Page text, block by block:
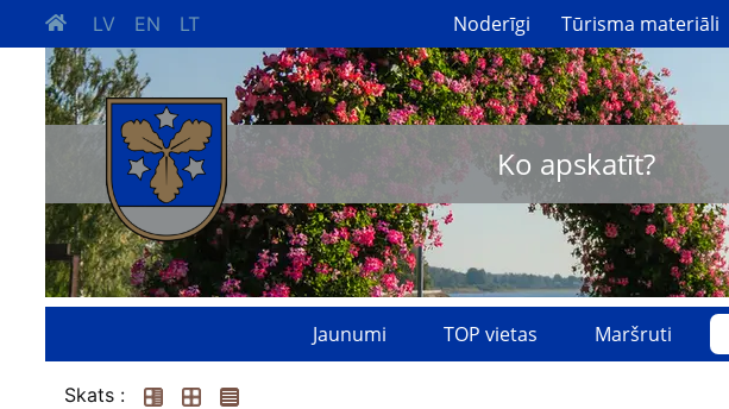
LV EN LT Noderīgi Tūrisma materiāli
Ko apskatīt?
Jaunumi TOP vietas Maršruti
Skats :